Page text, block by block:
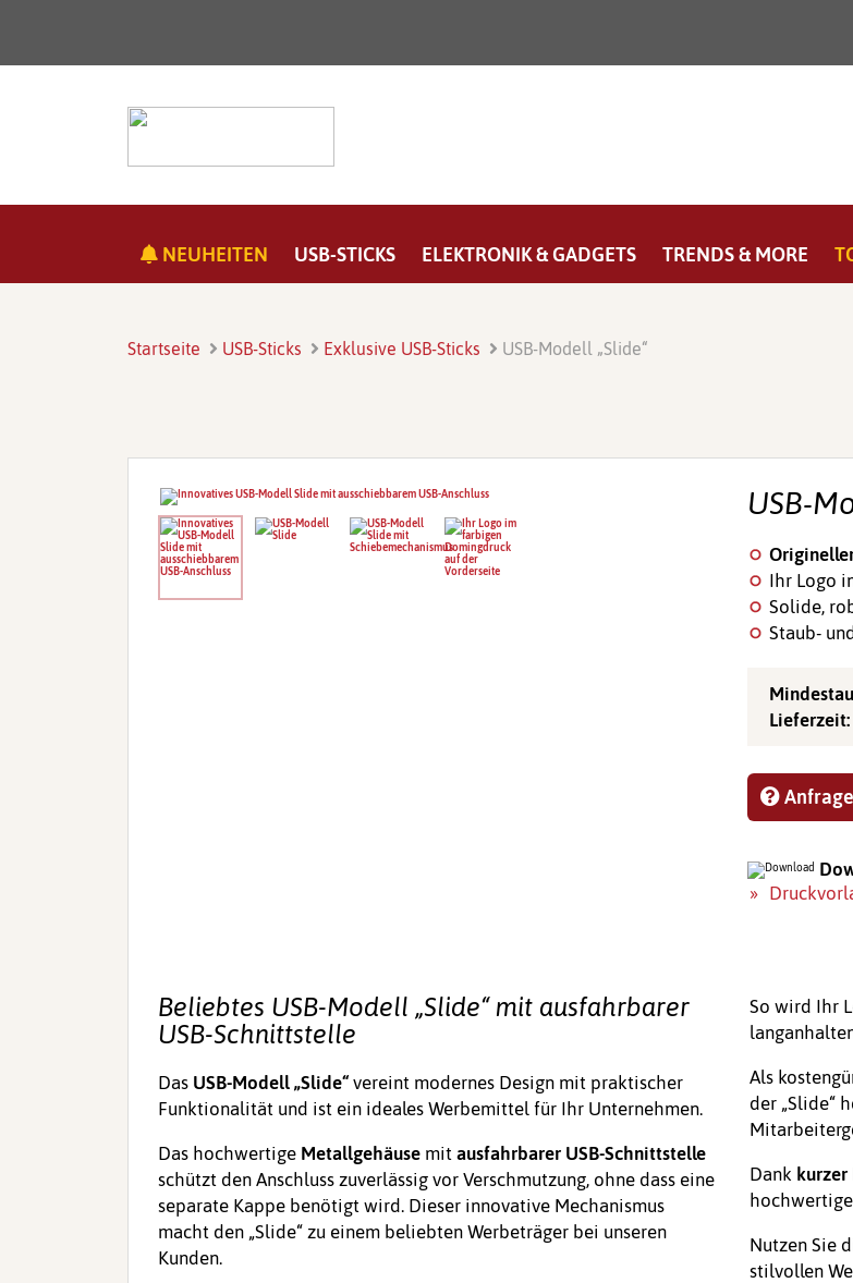
NEUHEITEN USB-STICKS ELEKTRONIK & GADGETS TRENDS & MORE
Startseite USB-Sticks Exklusive USB-Sticks USB-Modell „Slide“
USB-
Ihr Logo
Solide,
Staub-
Lieferzeit:
Beliebtes USB-Modell „Slide“ mit ausfahrbarer
USB-Schnittstelle
Das USB-Modell „Slide“ vereint modernes Design mit praktischer
Funktionalität und ist ein ideales Werbemittel für Ihr Unternehmen.
Das hochwertige Metallgehäuse mit ausfahrbarer USB-Schnittstelle
schützt den Anschluss zuverlässig vor Verschmutzung, ohne dass eine
separate Kappe benötigt wird. Dieser innovative Mechanismus
macht den „Slide“ zu einem beliebten Werbeträger bei unseren
Kunden.
So wird Ihr
Als
der „Slide“
Dank
Nutzen Sie
stilvollen